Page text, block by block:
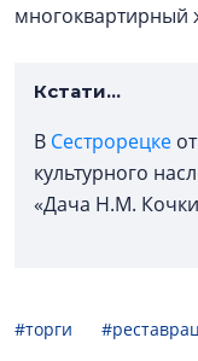
многоквартирный
Кстати...
В Сестрорецке
культурного
«Дача Н.М.
#торги